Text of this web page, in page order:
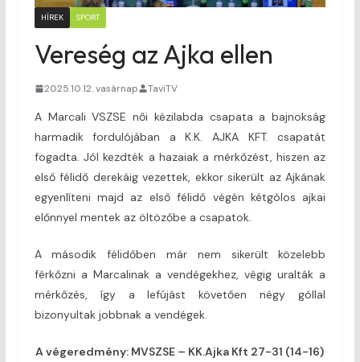
HÍREK SPORT
Vereség az Ajka ellen
2025.10.12. vasárnap TaviTV
A Marcali VSZSE női kézilabda csapata a bajnokság
harmadik fordulójában a K.K. AJKA KFT. csapatát
fogadta. Jól kezdték a hazaiak a mérkőzést, hiszen az
első félidő derekáig vezettek, ekkor sikerült az Ajkának
egyenlíteni majd az első félidő végén kétgólos ajkai
előnnyel mentek az öltözőbe a csapatok.
A második félidőben már nem sikerült közelebb
férkőzni a Marcalinak a vendégekhez, végig uralták a
mérkőzés, így a lefújást követően négy góllal
bizonyultak jobbnak a vendégek.
A végeredmény: MVSZSE – KK.Ajka Kft 27-31 (14-16)